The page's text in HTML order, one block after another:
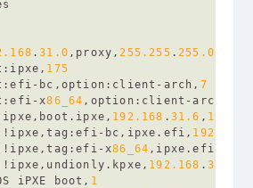
.31.0 ,proxy, 255.255 . 255.0
175
bc,option:client-arch, 7
x86_64 ,option:client-arch,
192.168 . 31.6 ,
bc,ipxe.efi, 192.168
x86_64 ,ipxe.efi,
192.168 . 31.6
iPXE boot, 1